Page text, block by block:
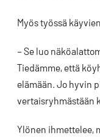
Myös työssä
– Se luo
Tiedämme, että
elämään. Jo hyvin
vertaisryhmästään
Ylönen ihmettelee,